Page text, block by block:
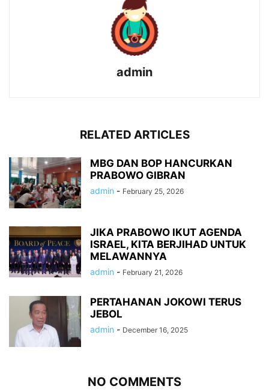
admin
RELATED ARTICLES
MBG DAN BOP HANCURKAN
PRABOWO GIBRAN
admin - February 25, 2026
JIKA PRABOWO IKUT AGENDA
ISRAEL, KITA BERJIHAD UNTUK
MELAWANNYA
admin - February 21, 2026
PERTAHANAN JOKOWI TERUS
JEBOL
admin - December 16, 2025
NO COMMENTS